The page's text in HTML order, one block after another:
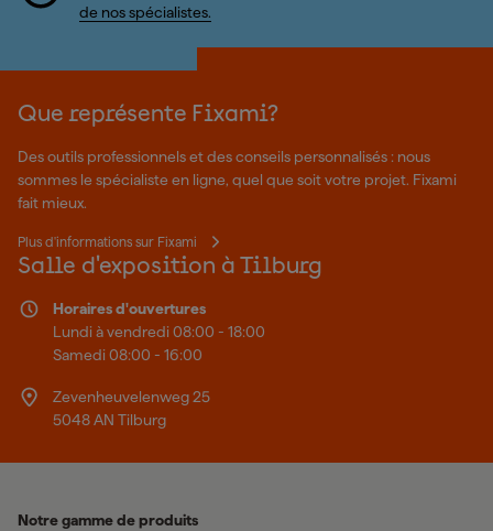
de nos spécialistes.
Que représente Fixami?
Des outils professionnels et des conseils personnalisés : nous
sommes le spécialiste en ligne, quel que soit votre projet. Fixami
fait mieux.
Plus d'informations sur Fixami
Salle d'exposition à Tilburg
Horaires d'ouvertures
Lundi à vendredi 08:00 - 18:00
Samedi 08:00 - 16:00
Zevenheuvelenweg 25
5048 AN Tilburg
Notre gamme de produits